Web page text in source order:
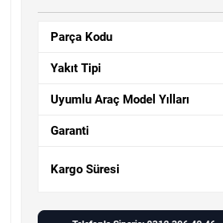
Parça Kodu
Yakıt Tipi
Uyumlu Araç Model Yılları
Garanti
Kargo Süresi